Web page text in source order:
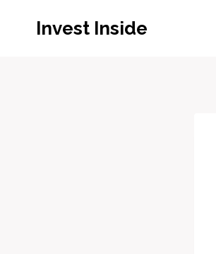
Invest Inside